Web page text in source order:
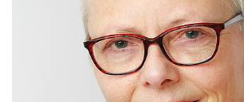
Prof. Dr. Sabine Ruß-Sattar
Tarik Englmann
Lehrbeauftragte
Dr. Kristina Bayer
Prof. Dr. Wolfgang Gieler